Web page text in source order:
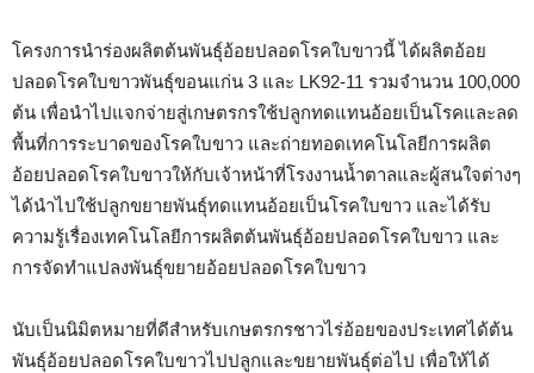
โครงการนำร่องผลิตต้นพันธุ์อ้อยปลอดโรคใบขาวนี้ ได้ผลิตอ้อย
ปลอดโรคใบขาวพันธุ์ขอนแก่น 3 และ LK92-11 รวมจำนวน 100,000
ต้น เพื่อนำไปแจกจ่ายสู่เกษตรกรใช้ปลูกทดแทนอ้อยเป็นโรคและลด
พื้นที่การระบาดของโรคใบขาว และถ่ายทอดเทคโนโลยีการผลิต
อ้อยปลอดโรคใบขาวให้กับเจ้าหน้าที่โรงงานน้ำตาลและผู้สนใจต่างๆ
ได้นำไปใช้ปลูกขยายพันธุ์ทดแทนอ้อยเป็นโรคใบขาว และได้รับ
ความรู้เรื่องเทคโนโลยีการผลิตต้นพันธุ์อ้อยปลอดโรคใบขาว และ
การจัดทำแปลงพันธุ์ขยายอ้อยปลอดโรคใบขาว
นับเป็นนิมิตหมายที่ดีสำหรับเกษตรกรชาวไร่อ้อยของประเทศได้ต้น
พันธุ์อ้อยปลอดโรคใบขาวไปปลูกและขยายพันธุ์ต่อไป เพื่อให้ได้